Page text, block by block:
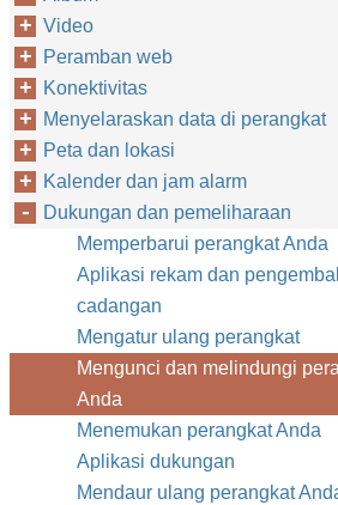
Video
Peramban web
Konektivitas
Menyelaraskan data di perangkat
Peta dan lokasi
Kalender dan jam alarm
Dukungan dan pemeliharaan
Memperbarui perangkat Anda
Aplikasi rekam dan
cadangan
Mengatur ulang perangkat
Mengunci dan melindungi
Anda
Menemukan perangkat Anda
Aplikasi dukungan
Mendaur ulang perangkat